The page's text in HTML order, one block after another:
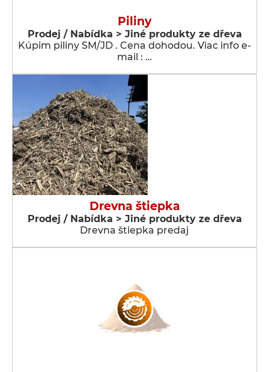
Piliny
Prodej / Nabídka > Jiné produkty ze dřeva
Kúpim piliny SM/JD . Cena dohodou. Viac info e-
mail : …
Drevna štiepka
Prodej / Nabídka > Jiné produkty ze dřeva
Drevna štiepka predaj